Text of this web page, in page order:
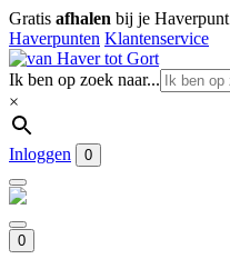
Gratis afhalen bij je Haverpunt
Haverpunten Klantenservice
Ik ben op zoek naar...
×
Inloggen 0
0